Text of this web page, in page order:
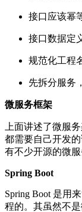
接口应该幂
接口数据定
规范化工程
先拆分服务
微服务框架
上面讲述了微服
都需要自己开发
有不少开源的微服
Spring Boot
Spring Boot 是用
程的。其虽然不